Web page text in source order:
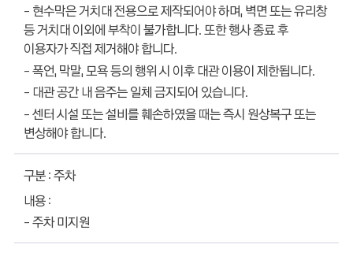
- 현수막은 거치대 전용으로 제작되어야 하며, 벽면 또는 유리창
등 거치대 이외에 부착이 불가합니다. 또한 행사 종료 후
이용자가 직접 제거해야 합니다.
- 폭언, 막말, 모욕 등의 행위 시 이후 대관 이용이 제한됩니다.
- 대관 공간 내 음주는 일체 금지되어 있습니다.
- 센터 시설 또는 설비를 훼손하였을 때는 즉시 원상복구 또는
변상해야 합니다.
주차
- 주차 미지원